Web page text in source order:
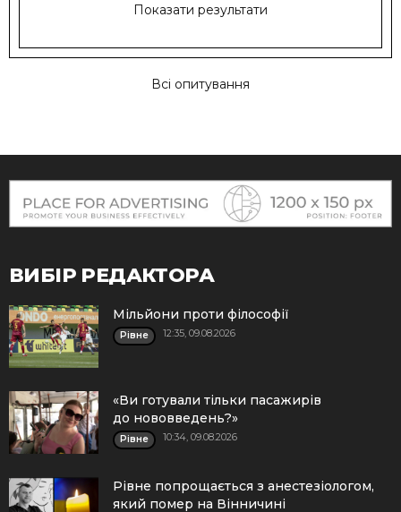
Показати результати
Всі опитування
ВИБІР РЕДАКТОРА
Мільйони проти філософії
Рівне 12:35, 09.08.2026
«Ви готували тільки пасажирів
до нововведень?»
Рівне 10:34, 09.08.2026
Рівне попрощається з анестезіологом,
який помер на Вінничині